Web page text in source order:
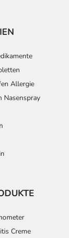
Allergie
Nasenspray
Creme